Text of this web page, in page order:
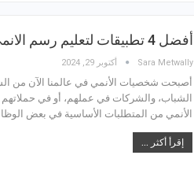
أفضل 4 تطبيقات لتعليم رسم الانمي للاندرويد
Sara Metwally أكتوبر 29, 2024
أصبحت شخصيات الأنمي في عالمنا الآن من
الشباب، والشركات في عملهم، أو في
الأنمي من المتطلبات الأساسية في بعض
إقرأ أكثر ...